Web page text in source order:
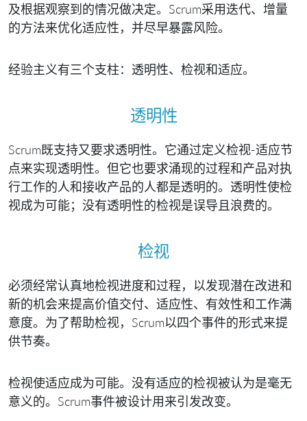
及根据观察到的情况做决定。Scrum采用迭代、增量
的方法来优化适应性，并尽早暴露风险。
经验主义有三个支柱：透明性、检视和适应。
透明性
Scrum既支持又要求透明性。它通过定义检视-适应节
点来实现透明性。但它也要求涌现的过程和产品对执
行工作的人和接收产品的人都是透明的。透明性使检
视成为可能；没有透明性的检视是误导且浪费的。
检视
必须经常认真地检视进度和过程，以发现潜在改进和
新的机会来提高价值交付、适应性、有效性和工作满
意度。为了帮助检视，Scrum以四个事件的形式来提
供节奏。
检视使适应成为可能。没有适应的检视被认为是毫无
意义的。Scrum事件被设计用来引发改变。